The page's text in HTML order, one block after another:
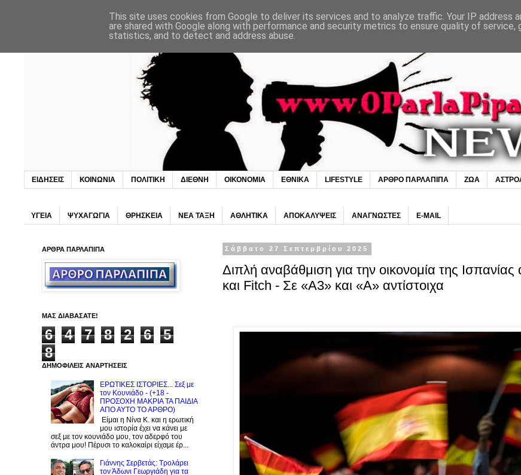
ΕΙΔΗΣΕΙΣ ΚΟΙΝΩΝΙΑ ΠΟΛΙΤΙΚΗ ΔΙΕΘΝΗ ΟΙΚΟΝΟΜΙΑ ΕΘΝΙΚΑ LIFESTYLE ΑΡΘΡΟ ΠΑΡΛΑΠΙΠΑ ΖΩΑ
ΥΓΕΙΑ ΨΥΧΑΓΩΓΙΑ ΘΡΗΣΚΕΙΑ ΝΕΑ ΤΑΞΗ ΑΘΛΗΤΙΚΑ ΑΠΟΚΑΛΥΨΕΙΣ ΑΝΑΓΝΩΣΤΕΣ E-MAIL
Σάββατο 27 Σεπτεμβρίου 2025
Διπλή αναβάθμιση για την οικονομία της
και Fitch - Σε «Α3» και «Α» αντίστοιχα
ΑΡΘΡΑ ΠΑΡΛΑΠΙΠΑ
ΜΑΣ ΔΙΑΒΑΣΑΤΕ!
6 4 7 8 2 6
5
8
ΔΗΜΟΦΙΛΕΙΣ ΑΝΑΡΤΗΣΕΙΣ
ΕΡΩΤΙΚΕΣ ΙΣΤΟΡΙΕΣ... Σεξ με
τον Kουνιάδο - (+18 -
ΠΡΟΣΟΧΗ ΜΑΚΡΙΑ ΤΑ ΠΑΙΔΙΑ
ΑΠΟ ΑΥΤΟ ΤΟ ΑΡΘΡΟ)
Είμαι η Νίνα Κ. και η ερωτική
μου ιστορία έχει να κάνει με
σεξ με τον κουνιάδο μου, τον αδερφό του
άντρα μου! Πέρυσι το καλοκαίρι είχαμε έρ...
Γιάννης Σερβετάς: Τρολάρει
τον Άδωνι Γεωργιάδη για τα
This site uses cookies from Google to deliver its services and to analyze traffic. Your IP address
are shared with Google along with performance and security metrics to ensure quality of service,
statistics, and to detect and address abuse.